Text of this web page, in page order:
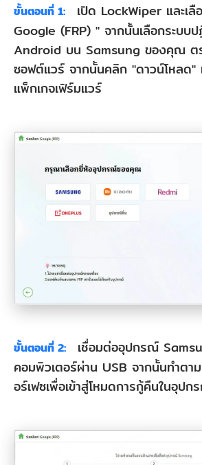
ขั้นตอนที่ 1:
เปิด LockWiper และเ
Google (FRP) " จากนั้นเลือกระบบ
Android บน Samsung ของคุณ ต
ซอฟต์แวร์ จากนั้นคลิก "ดาวน์โหลด"
แพ็กเกจเฟิร์มแวร์
ขั้นตอนที่ 2:
เชื่อมต่ออุปกรณ์
คอมพิวเตอร์ผ่าน USB จากนั้นทำตาม
อร์เฟซเพื่อเข้าสู่โหมดการกู้คืนในอุป